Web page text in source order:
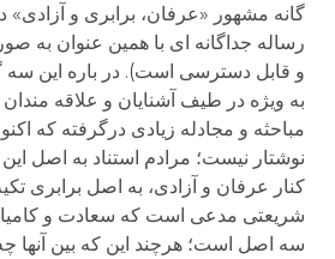
گانه مشهور «عرفان، برابری و آزادی»
رساله جداگانه ای با همین عنوان به
و قابل دسترسی است). در باره این سه
به ویژه در طیف آشنایان و علاقه مندان
مباحثه و مجادله زیادی درگرفته که
نوشتار نیست؛ مرادم استناد به اصل
کنار عرفان و آزادی، به اصل برابری
شریعتی مدعی است که سعادت و
سه اصل است؛ هرچند این که بین آنها